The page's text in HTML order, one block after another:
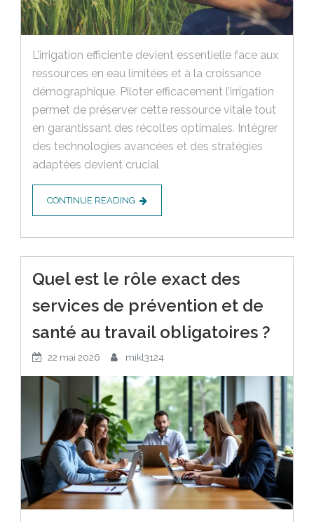
L’irrigation efficiente devient essentielle face aux
ressources en eau limitées et à la croissance
démographique. Piloter efficacement l’irrigation
permet de préserver cette ressource vitale tout
en garantissant des récoltes optimales. Intégrer
des technologies avancées et des stratégies
adaptées devient crucial
CONTINUE READING
Quel est le rôle exact des
services de prévention et de
santé au travail obligatoires ?
22 mai 2026 mikl3124